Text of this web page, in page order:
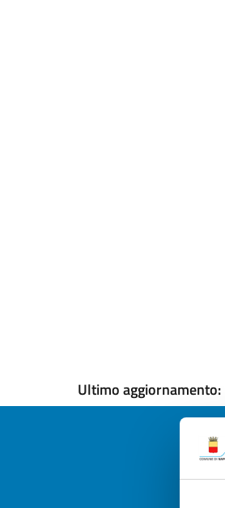
Ultimo aggiornamento: